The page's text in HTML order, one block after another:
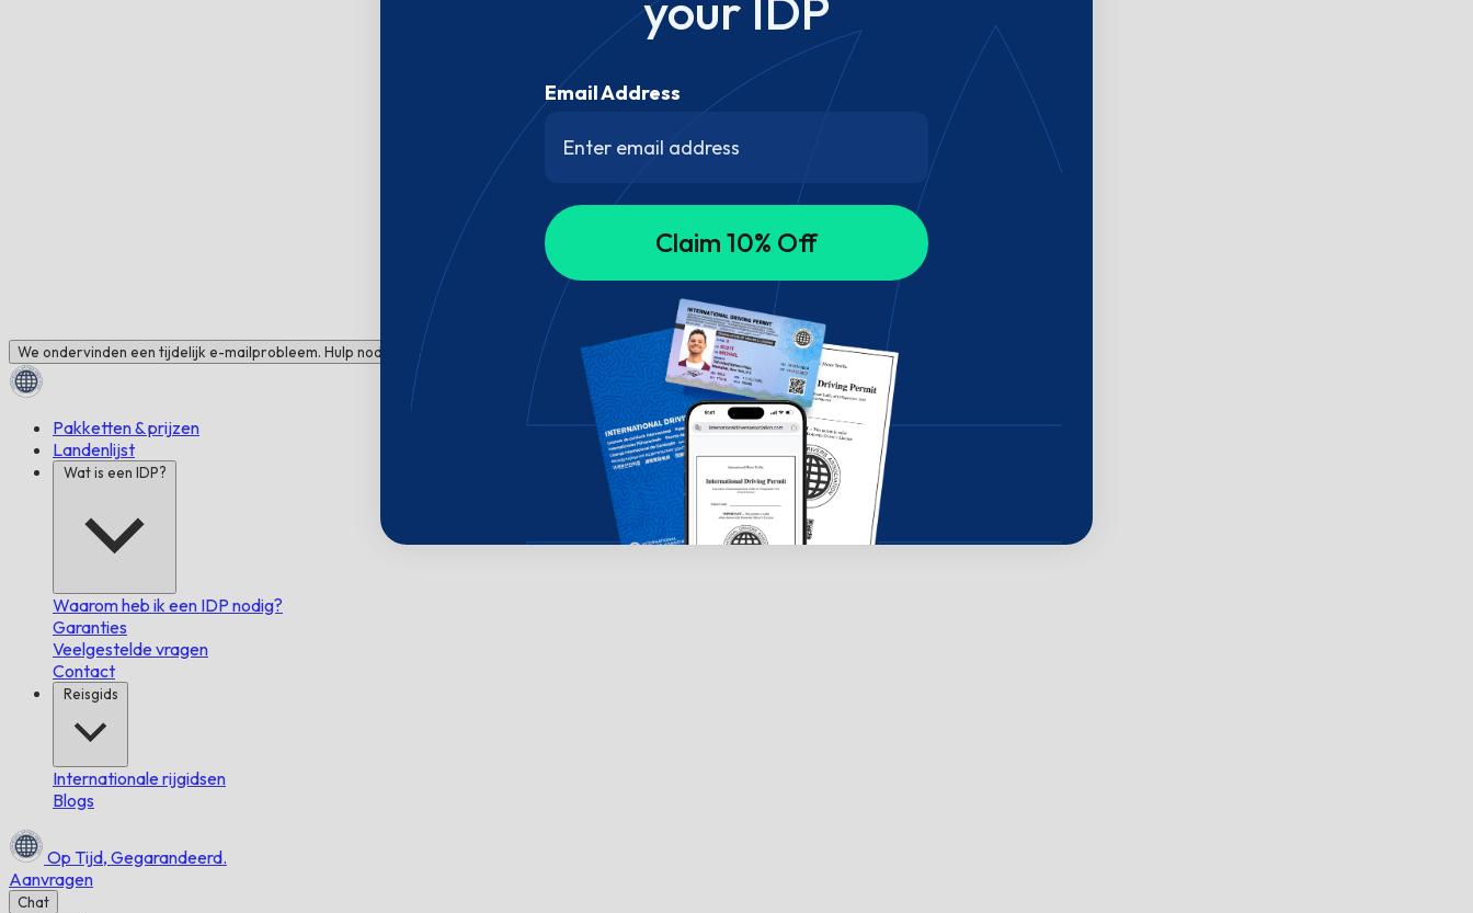
We ondervinden een tijdelijk e-mailprobleem. Hulp nodig? Chat met ons!
Pakketten & prijzen
Landenlijst
Wat is een IDP?
Waarom heb ik een IDP nodig?
Garanties
Veelgestelde vragen
Contact
Reisgids
Internationale rijgidsen
Blogs
Op Tijd, Gegarandeerd.
Aanvragen
Chat
Email Address
Claim 10% Off